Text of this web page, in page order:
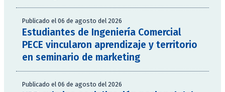
Publicado el 06 de agosto del 2026
Estudiantes de Ingeniería Comercial
PECE vincularon aprendizaje y territorio
en seminario de marketing
Publicado el 06 de agosto del 2026